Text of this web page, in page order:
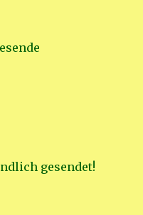
gesendet!